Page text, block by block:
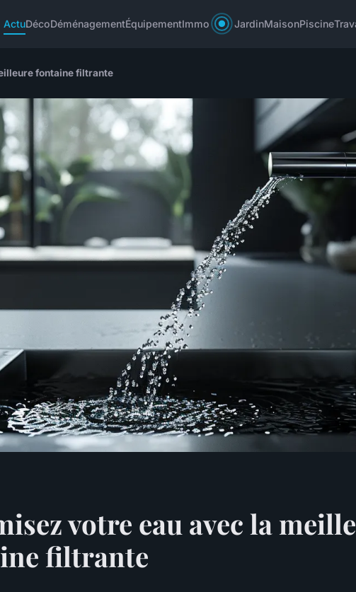
ActuDécoDéménagementÉquipementImmo JardinMaisonPiscine
fontaine filtrante
votre eau avec la
filtrante